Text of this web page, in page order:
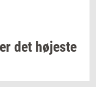
er det hø­je­ste